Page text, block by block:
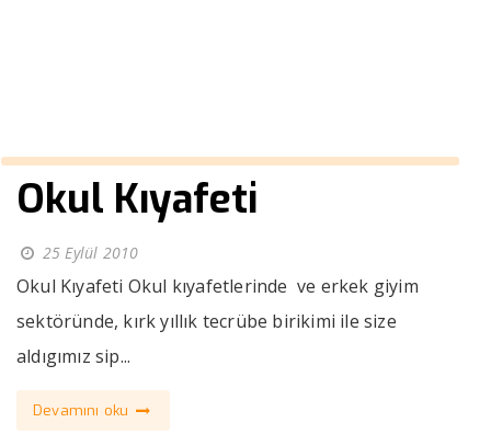
Okul Kıyafeti
25 Eylül 2010
Okul Kıyafeti Okul kıyafetlerinde ve erkek giyim
sektöründe, kırk yıllık tecrübe birikimi ile size
aldıgımız sip...
Devamını oku